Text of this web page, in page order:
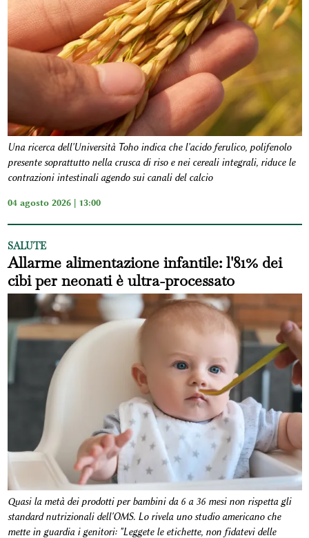
Una ricerca dell'Università Toho indica che l'acido ferulico, polifenolo
presente soprattutto nella crusca di riso e nei cereali integrali, riduce le
contrazioni intestinali agendo sui canali del calcio
04 agosto 2026 | 13:00
SALUTE
Allarme alimentazione infantile: l'81% dei
cibi per neonati è ultra-processato
Quasi la metà dei prodotti per bambini da 6 a 36 mesi non rispetta gli
standard nutrizionali dell'OMS. Lo rivela uno studio americano che
mette in guardia i genitori: "Leggete le etichette, non fidatevi delle